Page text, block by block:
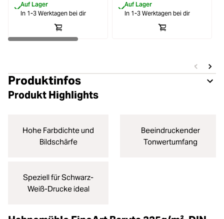
Auf Lager
In 1-3 Werktagen bei dir
Auf Lager
In 1-3 Werktagen bei dir
Produktinfos
Produkt Highlights
Hohe Farbdichte und
Bildschärfe
Beeindruckender
Tonwertumfang
Speziell für Schwarz-
Weiß-Drucke ideal